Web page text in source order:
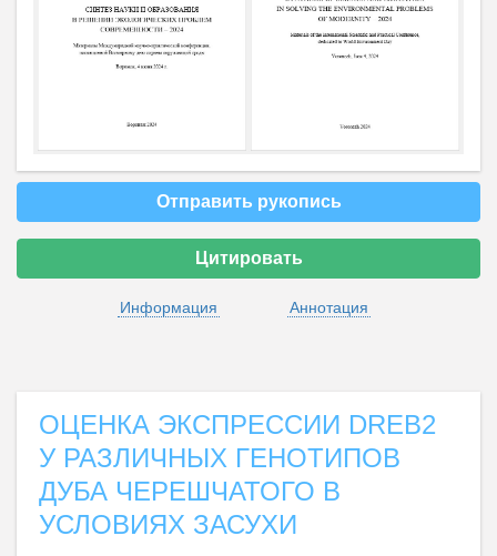
Отправить рукопись
Цитировать
Информация Аннотация
ОЦЕНКА ЭКСПРЕССИИ DREB2
У РАЗЛИЧНЫХ ГЕНОТИПОВ
ДУБА ЧЕРЕШЧАТОГО В
УСЛОВИЯХ ЗАСУХИ